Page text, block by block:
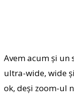
Avem acum și un
ultra-wide, wide
ok, deși zoom-ul